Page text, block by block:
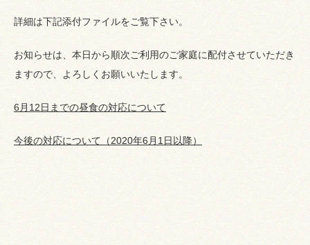
詳細は下記添付ファイルをご覧下さい。
お知らせは、本日から順次ご利用のご家庭に配付させていただき
ますので、よろしくお願いいたします。
6月12日までの昼食の対応について
今後の対応について（2020年6月1日以降）